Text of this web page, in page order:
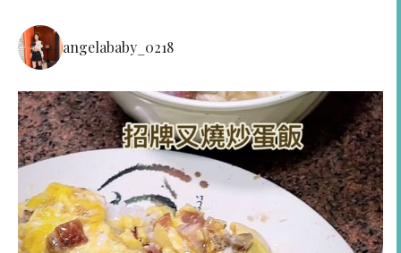
angelababy_0218